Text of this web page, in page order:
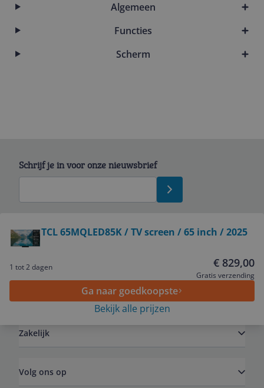
Algemeen
Functies
Scherm
TCL 65MQLED85K / TV screen / 65 inch / 2025
1 tot 2 dagen € 829,00
Gratis verzending
Ga naar goedkoopste
Bekijk alle prijzen
Schrijf je in voor onze nieuwsbrief
Zakelijk
Volg ons op